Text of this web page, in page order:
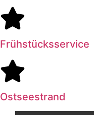
Frühstücksservice
Ostseestrand